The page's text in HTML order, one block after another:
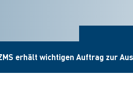
erhält wichtigen Auftrag zur